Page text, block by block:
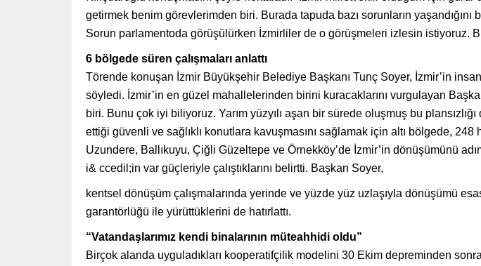
getirmek benim görevlerimden biri. Burada tapuda bazı sorunların
Sorun parlamentoda görüşülürken İzmirliler de o görüşmeleri izlesin istiyoruz.
6 bölgede süren çalışmaları anlattı
Törende konuşan İzmir Büyükşehir Belediye Başkanı Tunç Soyer, İzmir’in
söyledi. İzmir’in en güzel mahallelerinden birini kuracaklarını vurgulayan
biri. Bunu çok iyi biliyoruz. Yarım yüzyılı aşan bir sürede oluşmuş bu
ettiği güvenli ve sağlıklı konutlara kavuşmasını sağlamak için altı bölgede,
Uzundere, Ballıkuyu, Çiğli Güzeltepe ve Örnekköy’de İzmir’in dönüşümünü
i& ccedil;in var güçleriyle çalıştıklarını belirtti. Başkan Soyer,
kentsel dönüşüm çalışmalarında yerinde ve yüzde yüz uzlaşıyla dönüşümü
garantörlüğü ile yürüttüklerini de hatırlattı.
“Vatandaşlarımız kendi binalarının müteahhidi oldu”
Birçok alanda uyguladıkları kooperatifçilik modelini 30 Ekim depreminden